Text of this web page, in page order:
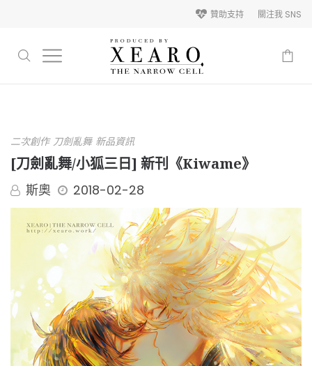
關注我 SNS
贊助支持
二次創作 刀劍亂舞 新品資訊
[刀劍亂舞/小狐三日] 新刊《Kiwame》
斯奧 2018-02-28